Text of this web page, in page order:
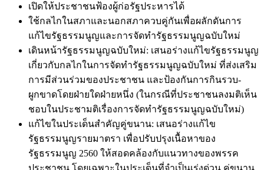
เปิดให้ประชาชนฟ้องผู้ก่อรัฐประหารได้
ใช้กลไกในสภาและนอกสภาควบคู่กันเพื่อผลักดันการ
แก้ไขรัฐธรรมนูญและการจัดทำรัฐธรรมนูญฉบับใหม่
เดินหน้ารัฐธรรมนูญฉบับใหม่: เสนอร่างแก้ไขรัฐธรรมนูญ
เกี่ยวกับกลไกในการจัดทำรัฐธรรมนูญฉบับใหม่ ที่ส่งเสริม
การมีส่วนร่วมของประชาชน และป้องกันการกินรวบ-
ผูกขาดโดยฝ่ายใดฝ่ายหนึ่ง (ในกรณีที่ประชาชนลงมติเห็น
ชอบในประชามติเรื่องการจัดทำรัฐธรรมนูญฉบับใหม่)
แก้ไขในประเด็นสำคัญคู่ขนาน: เสนอร่างแก้ไข
รัฐธรรมนูญรายมาตรา เพื่อปรับปรุงเนื้อหาของ
รัฐธรรมนูญ 2560 ให้สอดคล้องกับแนวทางของพรรค
ประชาชน โดยเฉพาะในประเด็นที่จำเป็นเร่งด่วน คู่ขนาน